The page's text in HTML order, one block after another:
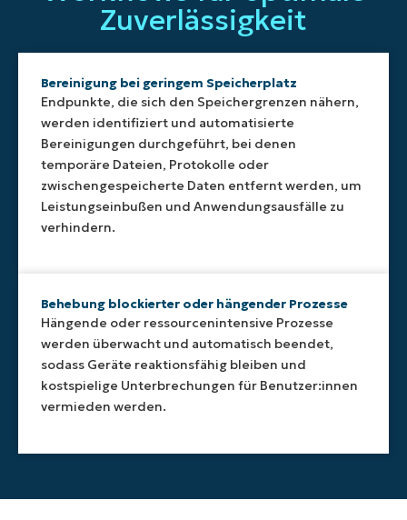
automatisch
wie
zum
Beispiel
Serviceausfälle,
geringen
Speicherplatz
oder
hängende
Prozesse,
ohne
muss.
von
oder
Schwellenwerten
ausgelöst
werden,
sodass
MSPs
präzise,
zuverlässige
Workflows
konsistent
ausgeführt
werden.
und
ist
über
ein
einheitliches
Dashboard
abrufbar.
So
erhalten
Teams
einen
den
Zeitpunkt
der
Ausführung
und
jeweiligen
macOS-
Endpunkten
eine
konsistente
heterogene
hinweg.
Zuverlässigkeit
Bereinigung bei geringem Speicherplatz
Endpunkte, die sich den Speichergrenzen nähern,
werden identifiziert und automatisierte
Bereinigungen durchgeführt, bei denen
temporäre Dateien, Protokolle oder
zwischengespeicherte Daten entfernt werden, um
Leistungseinbußen und Anwendungsausfälle zu
verhindern.
Behebung blockierter oder hängender Prozesse
Hängende oder ressourcenintensive Prozesse
werden überwacht und automatisch beendet,
sodass Geräte reaktionsfähig bleiben und
kostspielige Unterbrechungen für Benutzer:innen
vermieden werden.